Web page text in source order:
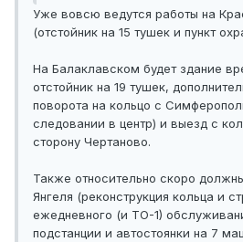
Уже вовсю ведутся работы на
(отстойник на 15 тушек и пункт
На Балаклавском будет здание
отстойник на 19 тушек,
поворота на кольцо с
следовании в центр) и выезд с
сторону Чертаново.
Также относительно скоро
Янгеля (реконструкция кольца и
ежедневного (и ТО-1)
подстанции и автостоянки на 7